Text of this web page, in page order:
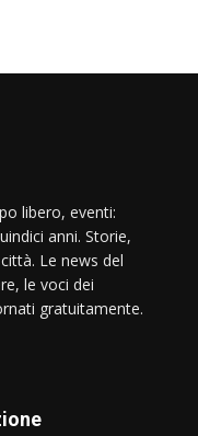
libero, eventi:
anni. Storie,
Le news del
le voci dei
gratuitamente.